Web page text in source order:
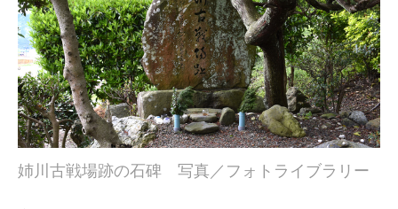
姉川古戦場跡の石碑 写真／フォトライブラリー